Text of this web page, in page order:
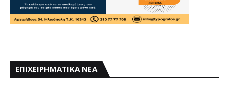
ΕΠΙΧΕΙΡΗΜΑΤΙΚΑ ΝΕΑ